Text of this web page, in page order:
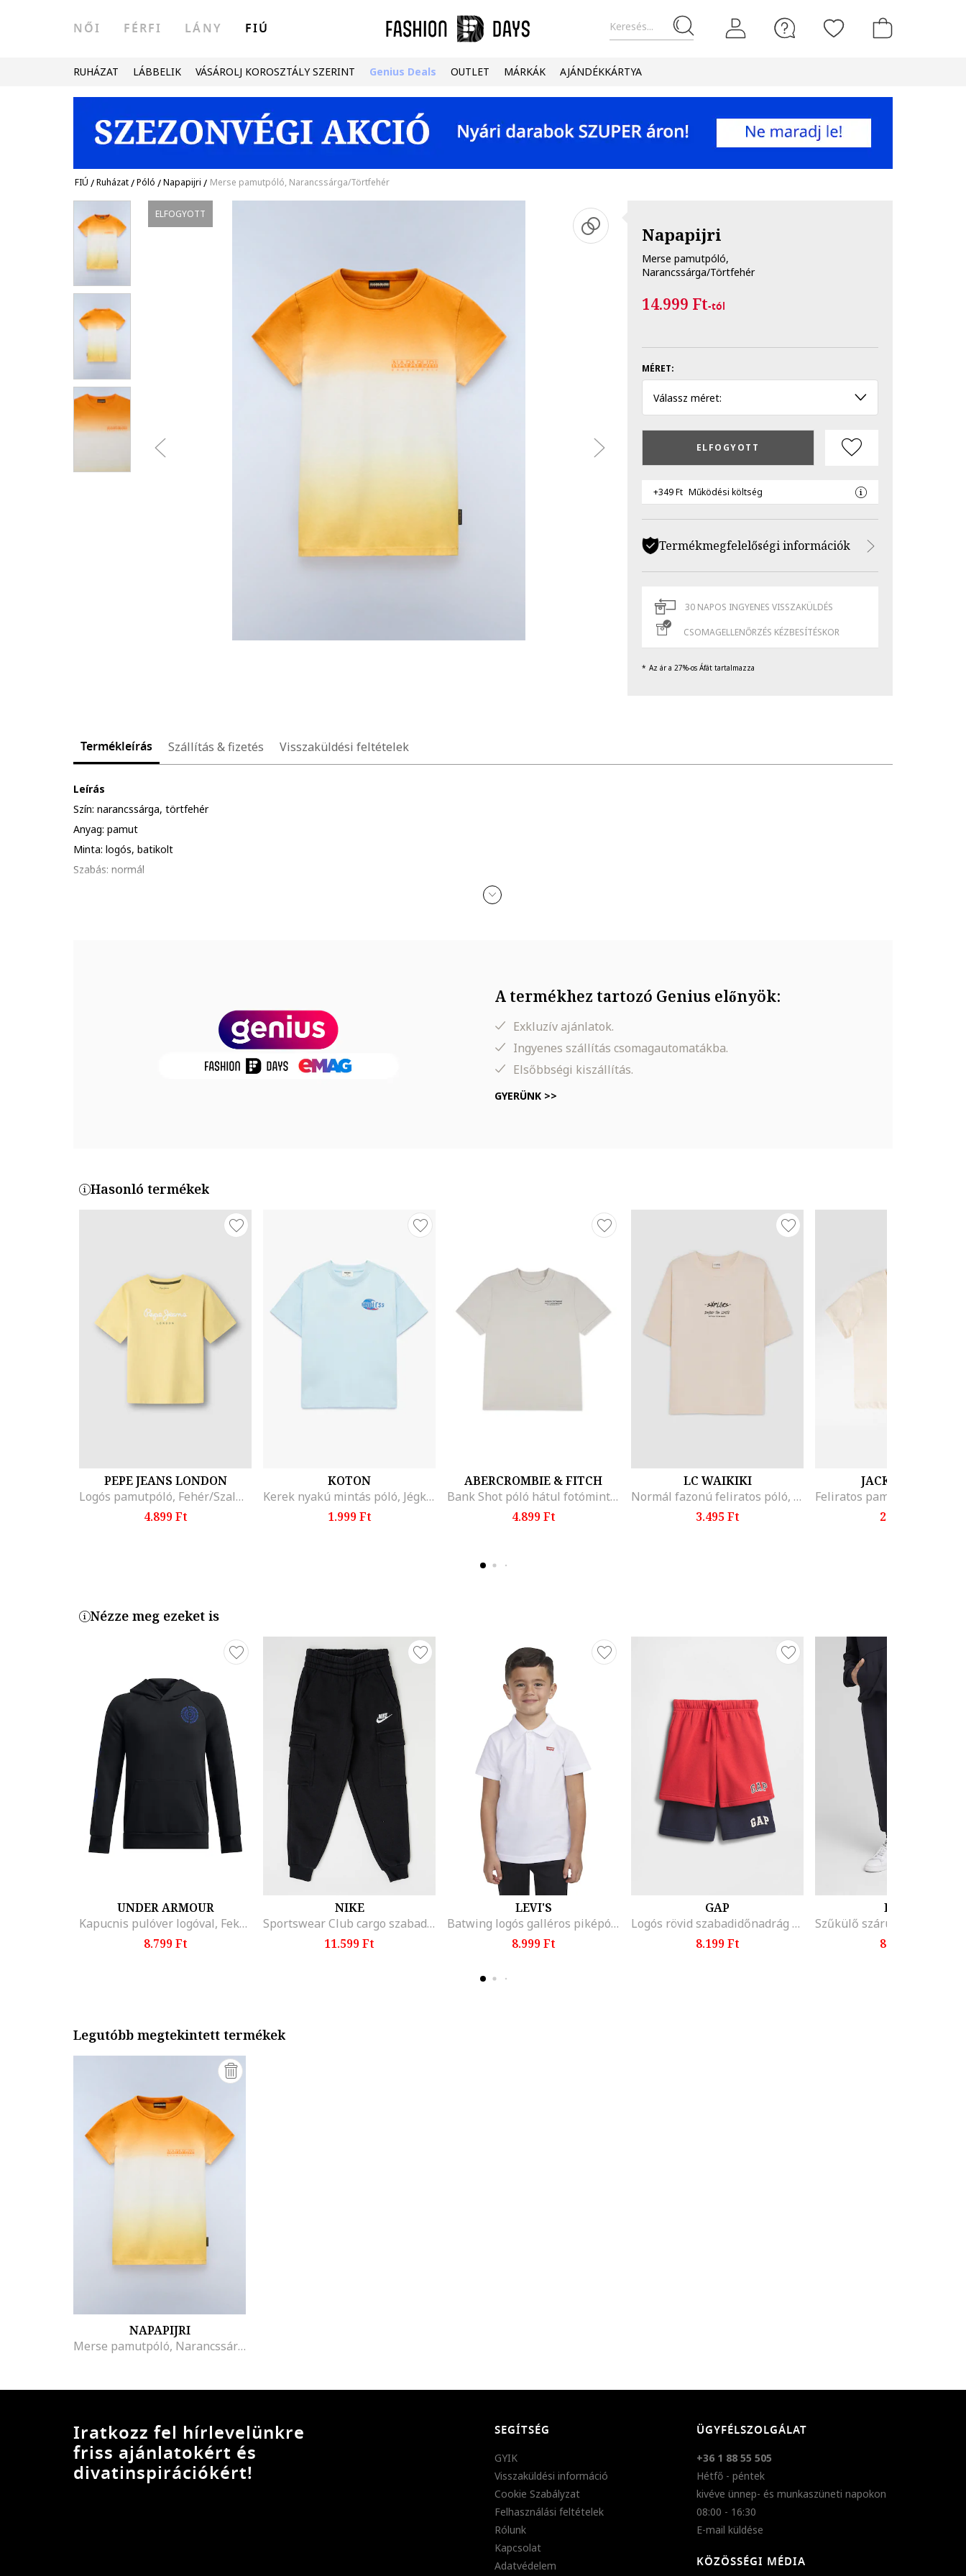
Keresés...
NŐI FÉRFI LÁNY FIÚ
RUHÁZAT LÁBBELIK VÁSÁROLJ KOROSZTÁLY SZERINT Genius Deals OUTLET MÁRKÁK AJÁNDÉKKÁRTYA
FIÚ /Ruházat/Póló /Napapijri / Merse pamutpóló, Narancssárga/Törtfehér
ELFOGYOTT
Napapijri
Merse pamutpóló,
Narancssárga/Törtfehér
14.999 Ft-tól
MÉRET:
Válassz méret:
ELFOGYOTT
+349 Ft Működési költség
Termékmegfelelőségi információk
30 NAPOS INGYENES VISSZAKÜLDÉS
CSOMAGELLENŐRZÉS KÉZBESÍTÉSKOR
Az ár a 27%-os Áfát tartalmazza
Termékleírás Szállítás & fizetés Visszaküldési feltételek
Leírás
Szín: narancssárga, törtfehér
Anyag: pamut
Minta: logós, batikolt
Szabás: normál
A termékhez tartozó Genius előnyök:
Exkluzív ajánlatok.
Ingyenes szállítás csomagautomatákba.
Elsőbbségi kiszállítás.
GYERÜNK >>
Hasonló termékek
PEPE JEANS LONDON
Logós pamutpóló, Fehér/Szalmasárga/Páfrányzöld
4.899 Ft
KOTON
Kerek nyakú mintás póló, Jégkék
1.999 Ft
ABERCROMBIE & FITCH
Bank Shot póló hátul fotómintával, Világoskék/Drapp
4.899 Ft
LC WAIKIKI
Normál fazonú feliratos póló, Pezsgőbézs
3.495 Ft
JACK & JONES
2.599 Ft
Nézze meg ezeket is
UNDER ARMOUR
Kapucnis pulóver logóval, Fekete
8.799 Ft
NIKE
Sportswear Club cargo szabadidőnadrág, Fekete
11.599 Ft
LEVI'S
Batwing logós galléros piképóló, Fehér
8.999 Ft
GAP
Logós rövid szabadidőnadrág szett - 2 db, Korallszín/Tengerészkék
8.199 Ft
PUMA
8.199 Ft
Legutóbb megtekintett termékek
NAPAPIJRI
Merse pamutpóló, Narancssárga/Törtfehér
Iratkozz fel hírlevelünkre
friss ajánlatokért és
divatinspirációkért!
SEGÍTSÉG
GYIK
Visszaküldési információ
Cookie Szabályzat
Felhasználási feltételek
Rólunk
Kapcsolat
Adatvédelem
ÜGYFÉLSZOLGÁLAT
+36 1 88 55 505
Hétfő - péntek
kivéve ünnep- és munkaszüneti napokon
08:00 - 16:30
E-mail küldése
KÖZÖSSÉGI MÉDIA